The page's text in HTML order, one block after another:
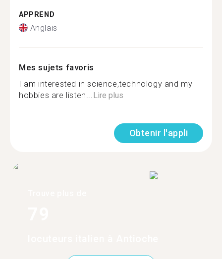
APPREND
Anglais
Mes sujets favoris
I am interested in science,technology and my
hobbies are listen... Lire plus
Obtenir l'appli